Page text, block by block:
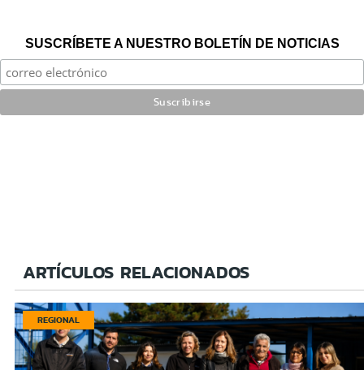
SUSCRÍBETE A NUESTRO BOLETÍN DE NOTICIAS
ARTÍCULOS RELACIONADOS
REGIONAL